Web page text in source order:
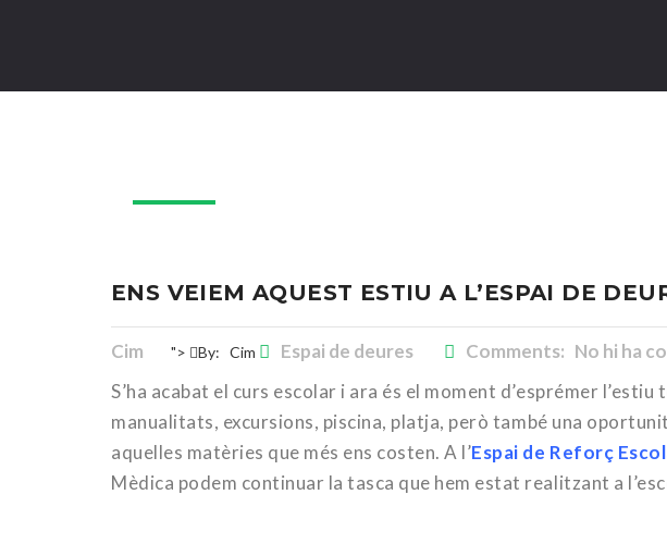
ENS VEIEM AQUEST ESTIU A L’ESPAI DE
Cim "> By: Cim Espai de deures
Comments: No hi ha
S’ha acabat el curs escolar i ara és el moment d’esprémer
manualitats, excursions, piscina, platja, però també una
aquelles matèries que més ens costen. A l’Espai de Reforç
Mèdica podem continuar la tasca que hem estat realitzant a